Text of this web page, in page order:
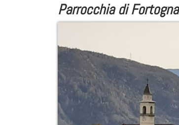
Parrocchia di Fortogna